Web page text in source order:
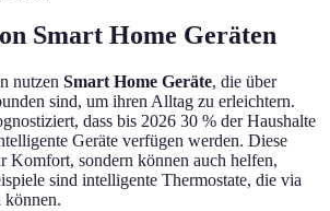
Smart Home Geräten
nutzen Smart Home Geräte, die über
sind, um ihren Alltag zu erleichtern.
dass bis 2026 30 % der Haushalte
Geräte verfügen werden. Diese
Komfort, sondern können auch helfen,
sind intelligente Thermostate, die via
können.